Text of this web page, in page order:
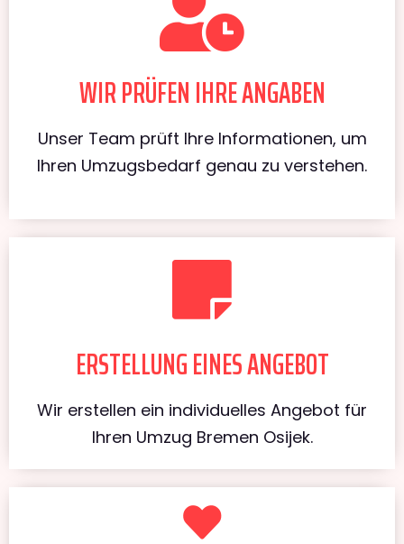
WIR PRÜFEN IHRE ANGABEN
Unser Team prüft Ihre Informationen, um
Ihren Umzugsbedarf genau zu verstehen.
ERSTELLUNG EINES ANGEBOT
Wir erstellen ein individuelles Angebot für
Ihren Umzug Bremen Osijek.